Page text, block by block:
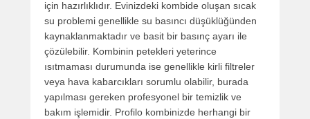
için hazırlıklıdır. Evinizdeki kombide oluşan sıcak
su problemi genellikle su basıncı düşüklüğünden
kaynaklanmaktadır ve basit bir basınç ayarı ile
çözülebilir. Kombinin petekleri yeterince
ısıtmaması durumunda ise genellikle kirli filtreler
veya hava kabarcıkları sorumlu olabilir, burada
yapılması gereken profesyonel bir temizlik ve
bakım işlemidir. Profilo kombinizde herhangi bir